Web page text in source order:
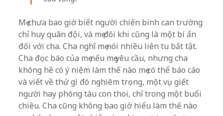
Mẹ chưa bao giờ biết người chiến binh can trường
chỉ huy quân đội, và mẹ đôi khi cũng là một bí ẩn
đối với cha. Cha nghĩ mẹ nói nhiều liên tu bất tật.
Cha đọc báo của mẹ nếu mẹ yêu cầu, nhưng cha
không hề có ý niệm làm thế nào mẹ có thể báo cáo
và viết về thứ gì đó nghiêm trọng, một vụ giết
người hay phóng tàu con thoi, chỉ trong một buổi
chiều. Cha cũng không bao giờ hiểu làm thế nào